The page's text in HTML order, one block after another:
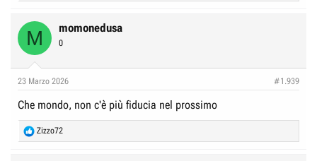
t
s
M momonedusa
0
23 Marzo 2026 #1.939
Che mondo, non c'è più fiducia nel prossimo
R
e
Zizzo72